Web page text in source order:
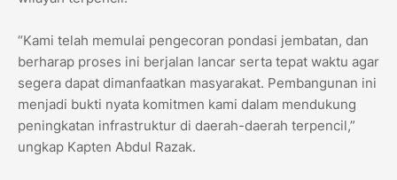
“Kami telah memulai pengecoran pondasi jembatan, dan
berharap proses ini berjalan lancar serta tepat waktu agar
segera dapat dimanfaatkan masyarakat. Pembangunan ini
menjadi bukti nyata komitmen kami dalam mendukung
peningkatan infrastruktur di daerah-daerah terpencil,”
ungkap Kapten Abdul Razak.